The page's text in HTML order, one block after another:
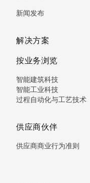
新闻发布
解决方案
按业务浏览
智能建筑科技
智能工业科技
过程自动化与工艺技术
供应商伙伴
供应商商业行为准则